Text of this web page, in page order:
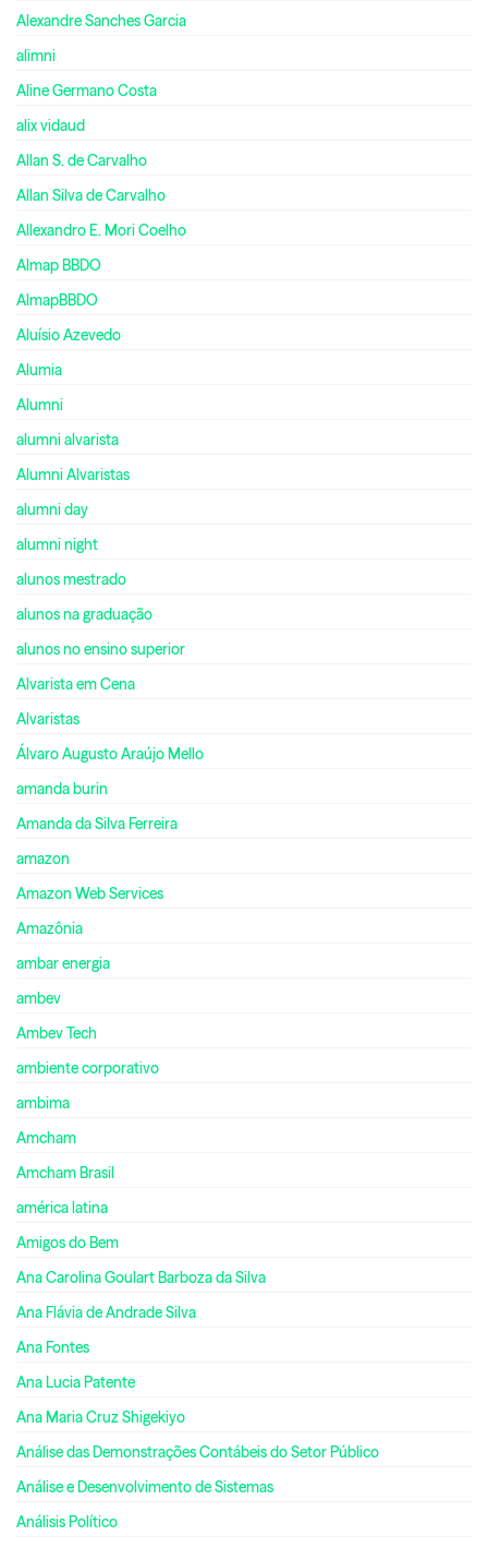
Alexandre Sanches Garcia
alimni
Aline Germano Costa
alix vidaud
Allan S. de Carvalho
Allan Silva de Carvalho
Allexandro E. Mori Coelho
Almap BBDO
AlmapBBDO
Aluísio Azevedo
Alumia
Alumni
alumni alvarista
Alumni Alvaristas
alumni day
alumni night
alunos mestrado
alunos na graduação
alunos no ensino superior
Alvarista em Cena
Alvaristas
Álvaro Augusto Araújo Mello
amanda burin
Amanda da Silva Ferreira
amazon
Amazon Web Services
Amazônia
ambar energia
ambev
Ambev Tech
ambiente corporativo
ambima
Amcham
Amcham Brasil
américa latina
Amigos do Bem
Ana Carolina Goulart Barboza da Silva
Ana Flávia de Andrade Silva
Ana Fontes
Ana Lucia Patente
Ana Maria Cruz Shigekiyo
Análise das Demonstrações Contábeis do Setor Público
Análise e Desenvolvimento de Sistemas
Análisis Político